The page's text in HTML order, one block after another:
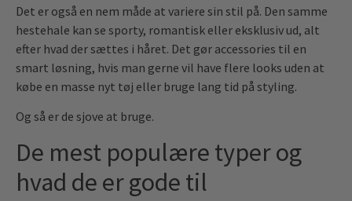
Det er også en nem måde at variere sin stil på. Den samme
hestehale kan se sporty, romantisk eller eksklusiv ud, alt
efter hvad der sættes i håret. Det gør accessories til en
smart løsning, hvis man gerne vil have flere looks uden at
købe en masse nyt tøj eller bruge lang tid på styling.
Og så er de sjove at bruge.
De mest populære typer og
hvad de er gode til